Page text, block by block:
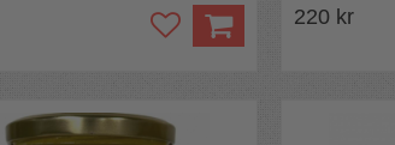
220 kr